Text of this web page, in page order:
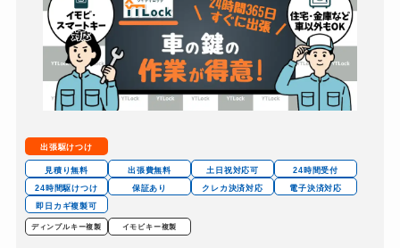
出張駆けつけ
見積り無料 出張費無料 土日祝対応可
24時間受付
24時間駆けつけ
保証あり クレカ決済対応
電子決済対応
即日カギ複製可
ディンプルキー複製 イモビキー複製